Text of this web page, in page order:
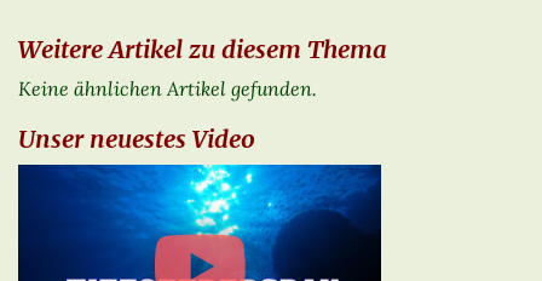
Weitere Artikel zu diesem Thema
Keine ähnlichen Artikel gefunden.
Unser neuestes Video